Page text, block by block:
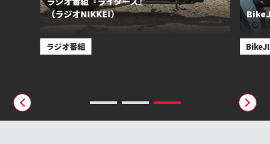
（ラジオNIKKEI）
ラジオ番組